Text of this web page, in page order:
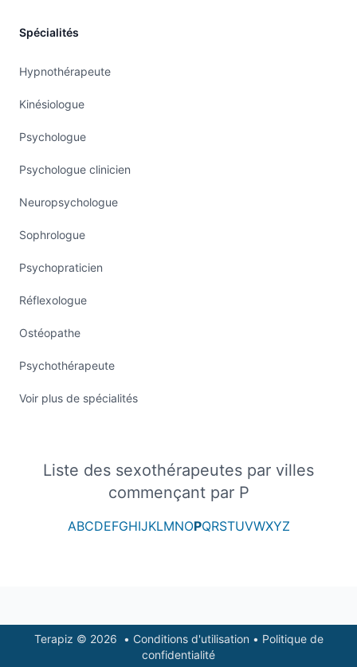
Spécialités
Hypnothérapeute
Kinésiologue
Psychologue
Psychologue clinicien
Neuropsychologue
Sophrologue
Psychopraticien
Réflexologue
Ostéopathe
Psychothérapeute
Voir plus de spécialités
Liste des sexothérapeutes par villes
commençant par P
ABCDEFGHIJKLMNOPQRSTUVWXYZ
FooterTerapiz © 2026 • Conditions d'utilisation • Politique de
confidentialité